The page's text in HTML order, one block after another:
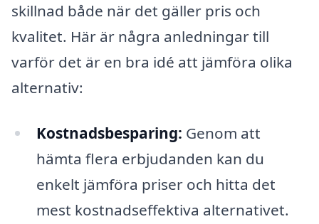
skillnad både när det gäller pris och
kvalitet. Här är några anledningar till
varför det är en bra idé att jämföra olika
alternativ:
Kostnadsbesparing: Genom att
hämta flera erbjudanden kan du
enkelt jämföra priser och hitta det
mest kostnadseffektiva alternativet.